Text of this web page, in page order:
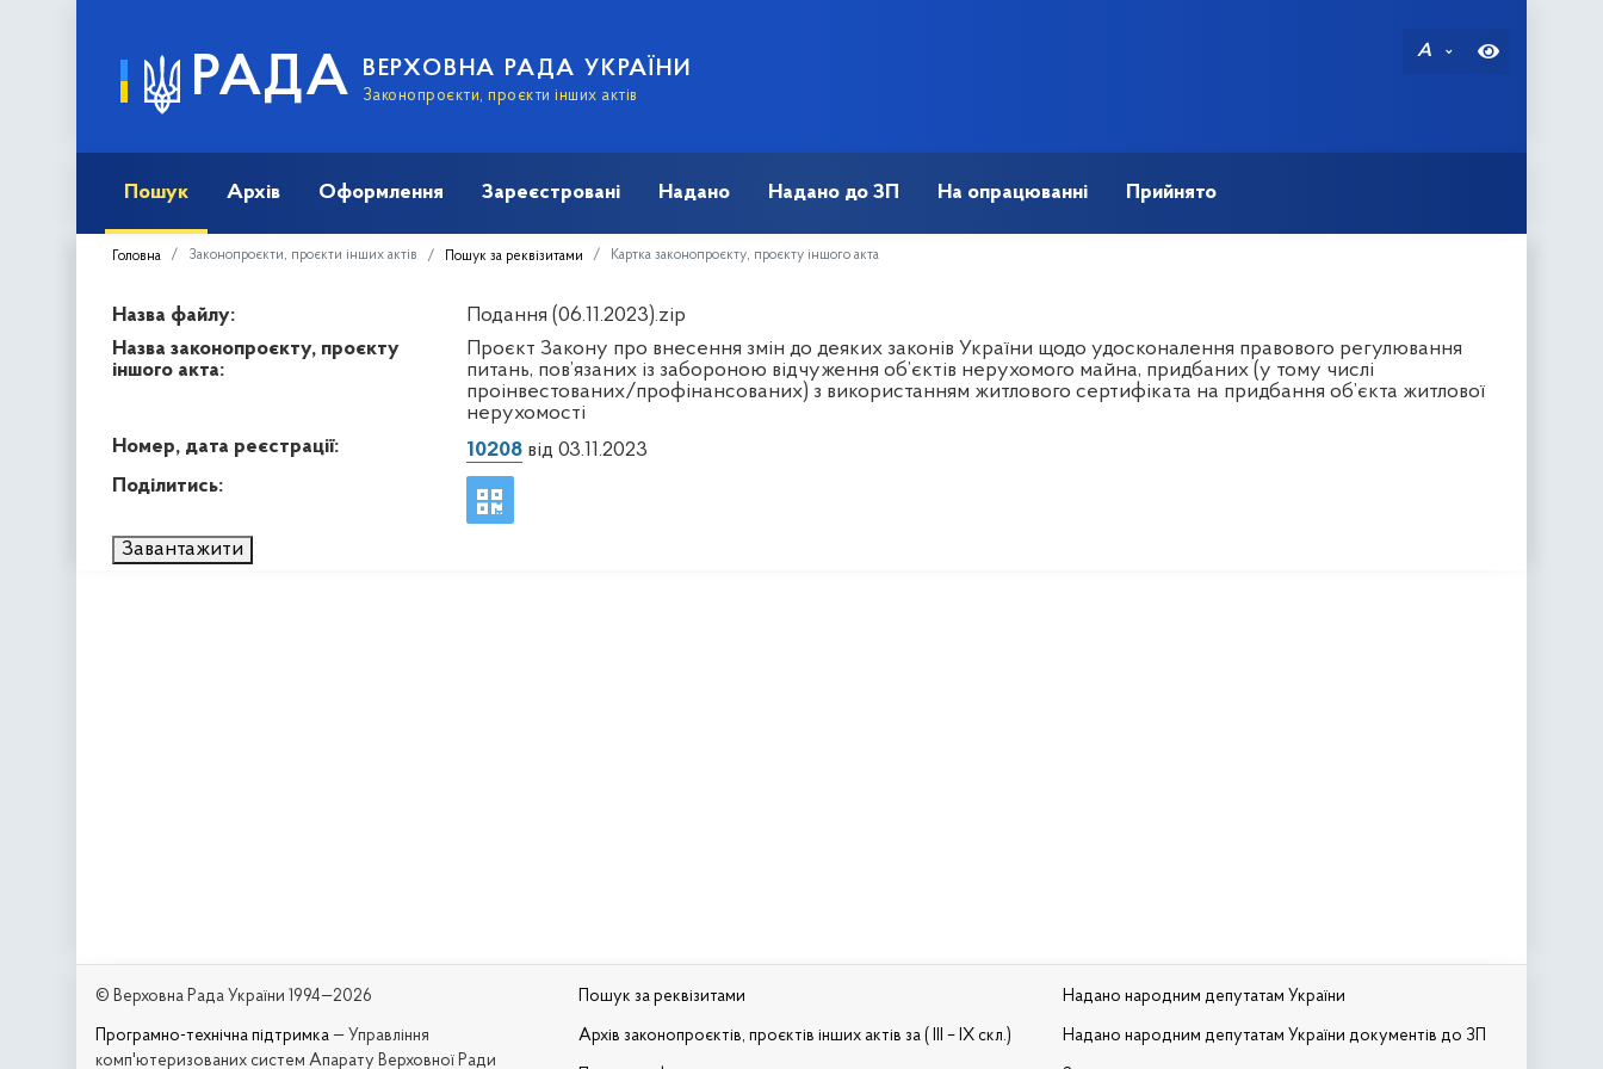
РАДА ВЕРХОВНА РАДА УКРАЇНИ
Законопроєкти, проєкти інших актів
A
Пошук Архів Оформлення Зареєстровані Надано Надано до ЗП На опрацюванні Прийнято
Головна Законопроєкти, проєкти інших актів Пошук за реквізитами Картка законопроєкту, проєкту іншого акта
Назва файлу:
Подання (06.11.2023).zip
Назва законопроєкту, проєкту
іншого акта:
Проєкт Закону про внесення змін до деяких законів України щодо удосконалення правового регулювання
питань, пов’язаних із забороною відчуження об’єктів нерухомого майна, придбаних (у тому числі
проінвестованих/профінансованих) з використанням житлового сертифіката на придбання об’єкта житлової
нерухомості
Номер, дата реєстрації:
10208від 03.11.2023
Поділитись:
Завантажити
© Верховна Рада України 1994—2026
Програмно-технічна підтримка — Управління
комп'ютеризованих систем Апарату Верховної Ради
Пошук за реквізитами
Архів законопроєктів, проєктів інших актів за ( III – IX скл.)
Надано народним депутатам України
Надано народним депутатам України документів до ЗП